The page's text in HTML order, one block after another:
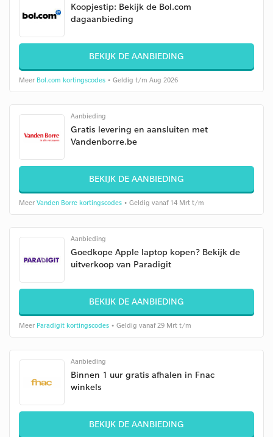
Koopjestip: Bekijk de Bol.com
dagaanbieding
BEKIJK DE AANBIEDING
Meer Bol.com kortingscodes • Geldig t/m Aug 2026
Aanbieding
Gratis levering en aansluiten met
Vandenborre.be
BEKIJK DE AANBIEDING
Meer Vanden Borre kortingscodes • Geldig vanaf 14 Mrt t/m
Aanbieding
Goedkope Apple laptop kopen? Bekijk de
uitverkoop van Paradigit
BEKIJK DE AANBIEDING
Meer Paradigit kortingscodes • Geldig vanaf 29 Mrt t/m
Aanbieding
Binnen 1 uur gratis afhalen in Fnac
winkels
BEKIJK DE AANBIEDING